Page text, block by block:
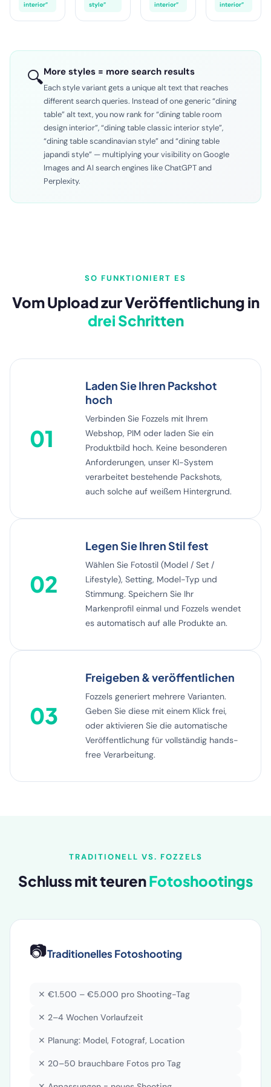
interior”
style”
interior”
interior”
🔍More styles = more search results
Each style variant gets a unique alt text that reaches
different search queries. Instead of one generic “dining
table” alt text, you now rank for “dining table room
design interior”, “dining table classic interior style”,
“dining table scandinavian style” and “dining table
japandi style” — multiplying your visibility on Google
Images and AI search engines like ChatGPT and
Perplexity.
SO FUNKTIONIERT ES
Vom Upload zur Veröffentlichung in
drei Schritten
01
Laden Sie Ihren Packshot
hoch
Verbinden Sie Fozzels mit Ihrem
Webshop, PIM oder laden Sie ein
Produktbild hoch. Keine besonderen
Anforderungen, unser KI-System
verarbeitet bestehende Packshots,
auch solche auf weißem Hintergrund.
02
Legen Sie Ihren Stil fest
Wählen Sie Fotostil (Model / Set /
Lifestyle), Setting, Model-Typ und
Stimmung. Speichern Sie Ihr
Markenprofil einmal und Fozzels wendet
es automatisch auf alle Produkte an.
03
Freigeben & veröffentlichen
Fozzels generiert mehrere Varianten.
Geben Sie diese mit einem Klick frei,
oder aktivieren Sie die automatische
Veröffentlichung für vollständig hands-
free Verarbeitung.
TRADITIONELL VS. FOZZELS
Schluss mit teurenFotoshootings
📷Traditionelles Fotoshooting
✕ €1.500 – €5.000 pro Shooting-Tag
✕ 2–4 Wochen Vorlaufzeit
✕ Planung: Model, Fotograf, Location
✕ 20–50 brauchbare Fotos pro Tag